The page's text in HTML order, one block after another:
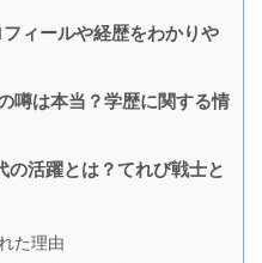
ィールや経歴をわかりや
噂は本当？学歴に関する情
の活躍とは？てれび戦士と
た理由